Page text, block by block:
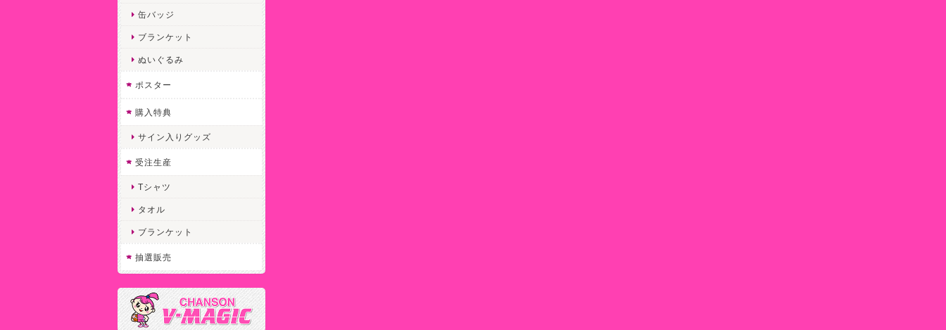
缶バッジ
ブランケット
ぬいぐるみ
ポスター
購入特典
サイン入りグッズ
受注生産
Tシャツ
タオル
ブランケット
抽選販売